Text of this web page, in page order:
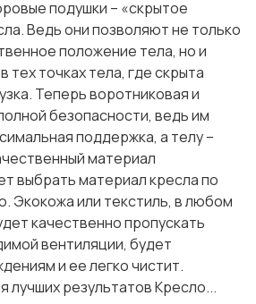
подушки – «скрытое
Ведь они позволяют не только
положение тела, но и
тех точках тела, где скрыта
Теперь воротниковая и
безопасности, ведь им
поддержка, а телу –
материал
выбрать материал кресла по
Экокожа или текстиль, в любом
качественно пропускать
вентиляции, будет
и ее легко чистит.
лучших результатов Кресло...